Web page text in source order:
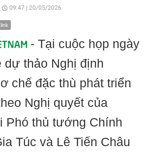
09:47 20/05/2026
- Tại cuộc họp ngày
dự thảo Nghị định
chế đặc thù phát triển
Nghị quyết của
Phó thủ tướng Chính
Túc và Lê Tiến Châu